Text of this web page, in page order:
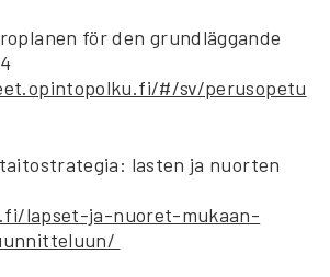
för den grundläggande
#/sv/perusopetu
lasten ja nuorten
lapset-ja-nuoret-mukaan-